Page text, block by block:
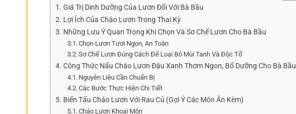
Giá Trị Dinh Dưỡng Của Lươn Đối Với Bà Bầu
Lợi Ích Của Cháo Lươn Trong Thai Kỳ
Những Lưu Ý Quan Trọng Khi Chọn Và Sơ Chế Lươn Cho Bà Bầu
Chọn Lươn Tươi Ngon, An Toàn
Sơ Chế Lươn Đúng Cách Để Loại Bỏ Mùi Tanh Và Độc Tố
Công Thức Nấu Cháo Lươn Đậu Xanh Thơm Ngon, Bổ Dưỡng Cho Bà Bầu
Nguyên Liệu Cần Chuẩn Bị
Các Bước Thực Hiện Chi Tiết
Biến Tấu Cháo Lươn Với Rau Củ (Gợi Ý Các Món Ăn Kèm)
Cháo Lươn Khoai Môn